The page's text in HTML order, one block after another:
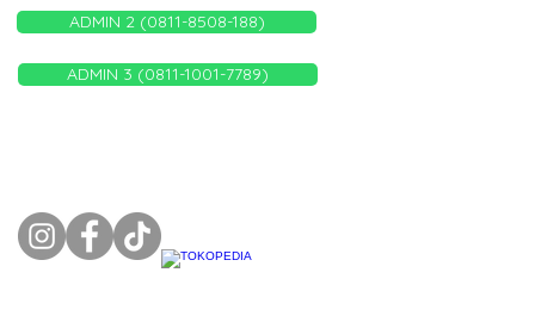
ADMIN 2 (0811-8508-188)
ADMIN 3 (0811-1001-7789)